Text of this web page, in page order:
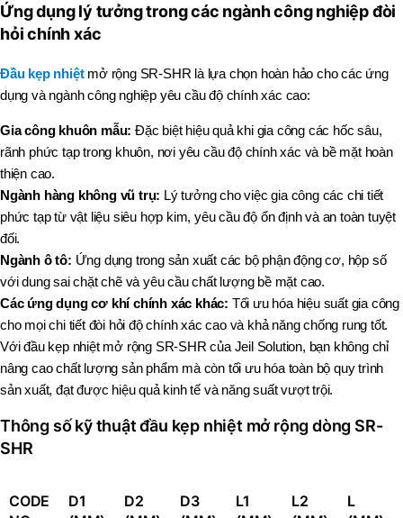
Ứng dụng lý tưởng trong các ngành công nghiệp đòi
hỏi chính xác
Đầu kẹp nhiệtmở rộng SR-SHR là lựa chọn hoàn hảo cho các ứng
dụng và ngành công nghiệp yêu cầu độ chính xác cao:
Gia công khuôn mẫu: Đặc biệt hiệu quả khi gia công các hốc sâu,
rãnh phức tạp trong khuôn, nơi yêu cầu độ chính xác và bề mặt hoàn
thiện cao.
Ngành hàng không vũ trụ: Lý tưởng cho việc gia công các chi tiết
phức tạp từ vật liệu siêu hợp kim, yêu cầu độ ổn định và an toàn tuyệt
đối.
Ngành ô tô: Ứng dụng trong sản xuất các bộ phận động cơ, hộp số
với dung sai chặt chẽ và yêu cầu chất lượng bề mặt cao.
Các ứng dụng cơ khí chính xác khác: Tối ưu hóa hiệu suất gia công
cho mọi chi tiết đòi hỏi độ chính xác cao và khả năng chống rung tốt.
Với đầu kẹp nhiệt mở rộng SR-SHR của Jeil Solution, bạn không chỉ
nâng cao chất lượng sản phẩm mà còn tối ưu hóa toàn bộ quy trình
sản xuất, đạt được hiệu quả kinh tế và năng suất vượt trội.
Thông số kỹ thuật đầu kẹp nhiệt mở rộng dòng SR-
SHR
CODE
D1
D2
D3
L1
L2
L